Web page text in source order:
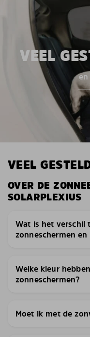
VEEL
VEEL
OVER DE
SOLARPLEXIUS
Wat is het verschil
zonneschermen en
Welke kleur
zonneschermen?
Moet ik met de